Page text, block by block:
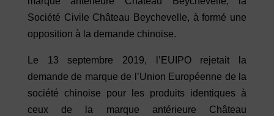
Société Civile Château Beychevelle, à formé une
opposition à la demande chinoise.
Le 13 septembre 2019, l’EUIPO rejetait la
demande de marque de l’Union Européenne de la
société chinoise pour les produits identiques à
ceux de la marque antérieure Château